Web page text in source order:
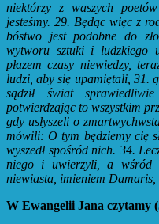
niektórzy z waszych
jesteśmy. 29. Będąc więc z
bóstwo jest podobne do
wytworu sztuki i ludzkiego
płazem czasy niewiedzy,
ludzi, aby się upamiętali, 31.
sądził świat
potwierdzając to wszystkim
gdy usłyszeli o
mówili: O tym będziemy cię
wyszedł spośród nich. 34.
niego i uwierzyli, a wśród
niewiasta, imieniem
W Ewangelii Jana czytamy